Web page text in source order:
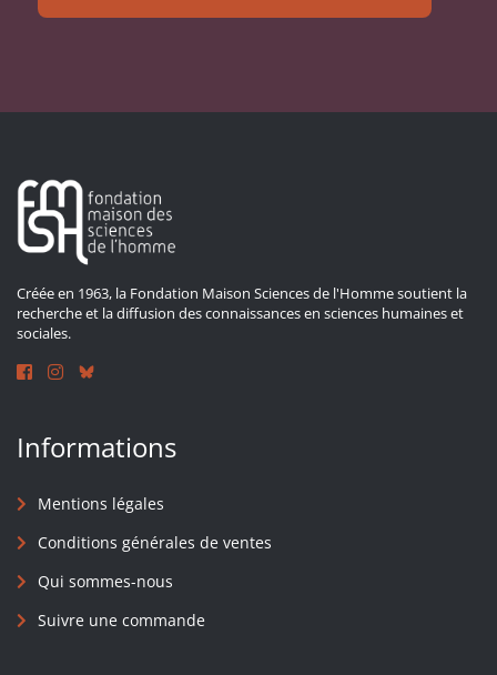
Créée en 1963, la Fondation Maison Sciences de l'Homme soutient la
recherche et la diffusion des connaissances en sciences humaines et
sociales.
Informations
Mentions légales
Conditions générales de ventes
Qui sommes-nous
Suivre une commande